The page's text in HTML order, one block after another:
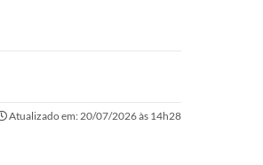
Atualizado em: 20/07/2026 às 14h28